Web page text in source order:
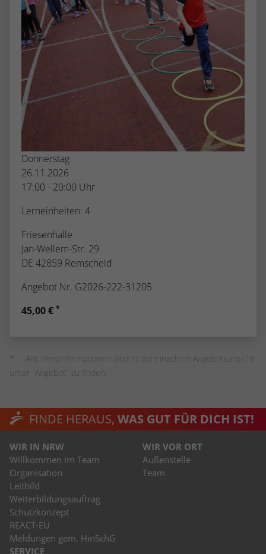
Donnerstag
26.11.2026
17:00 - 20:00 Uhr
Lerneinheiten: 4
Friesenhalle
Jan-Wellem-Str. 29
DE 42859 Remscheid
Angebot Nr. G2026-222-31205
45,00 € *
Alle Preisinformationen sind in der einzelnen Angebotsansicht
unter "Angebot" zu finden.
FINDE HERAUS, WAS GUT FÜR DICH IST!
WIR IN NRW
Willkommen im Team
Organisation
Leitbild
Weiterbildungsauftrag
Schutzkonzept
REACT-EU
Meldungen gem. HinSchG
WIR VOR ORT
Außenstelle
Team
SERVICE